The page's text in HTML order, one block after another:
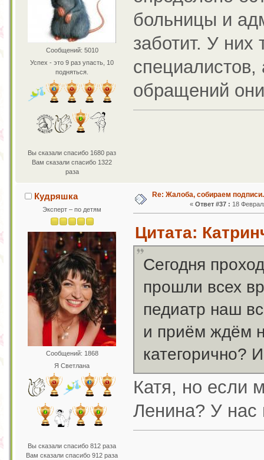
Сообщений: 5010
Успех - это 9 раз упасть, 10
подняться.
Вы сказали спасибо 1680 раз
Вам сказали спасибо 1322
раза
больницы и
заботит. У них
обращений
Кудряшка
Эксперт – по детям
Сообщений: 1868
Я Светлана
Вы сказали спасибо 812 раза
Вам сказали спасибо 912 раза
Re: Жалоба, собираем подписи.
« Ответ #37 : 18
Цитата:
Сегодня
прошли всех
педиатр наш
и приём ждём
категорично?
Катя, но если
Ленина? У нас